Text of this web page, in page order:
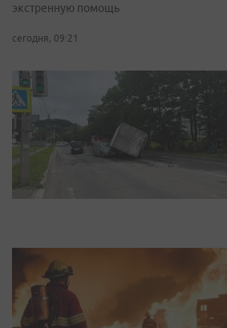
экстренную помощь
сегодня, 09:21